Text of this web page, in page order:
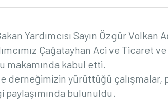
Yardımcısı Sayın Özgür Volkan
Çağatayhan Aci ve Ticaret
makamında kabul etti.
derneğimizin yürüttüğü çalışmalar,
bulunuldu.